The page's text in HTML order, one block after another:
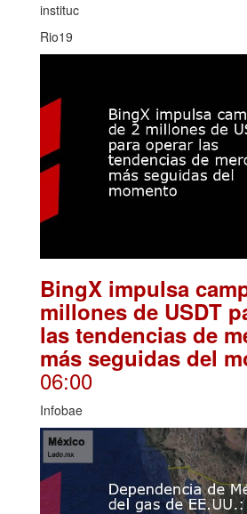
instituc
Rio19
BingX impulsa
millones de USDT
las tendencias de
más seguidas del
06:00
Infobae